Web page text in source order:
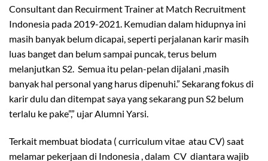
Consultant dan Recuirment Trainer at Match Recruitment
Indonesia pada 2019-2021. Kemudian dalam hidupnya ini
masih banyak belum dicapai, seperti perjalanan karir masih
luas banget dan belum sampai puncak, terus belum
melanjutkan S2. Semua itu pelan-pelan dijalani ,masih
banyak hal personal yang harus dipenuhi.” Sekarang fokus di
karir dulu dan ditempat saya yang sekarang pun S2 belum
terlalu ke pake”,” ujar Alumni Yarsi.
Terkait membuat biodata ( curriculum vitae atau CV) saat
melamar pekerjaan di Indonesia , dalam CV diantara wajib